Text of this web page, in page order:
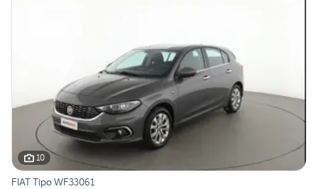
10
FIAT Tipo WF33061